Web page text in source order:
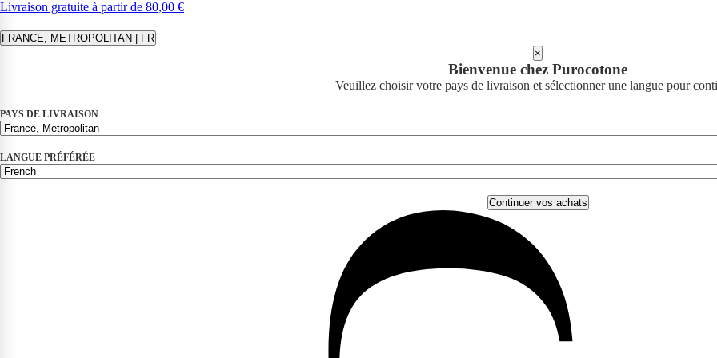
Livraison gratuite à partir de 80,00 €
FRANCE, METROPOLITAN | FR
×
Bienvenue chez Purocotone
Veuillez choisir votre pays de livraison et sélectionner une langue pour
PAYS DE LIVRAISON
LANGUE PRÉFÉRÉE
Continuer vos achats